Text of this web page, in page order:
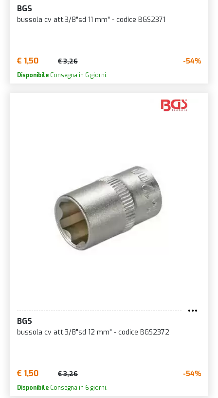
BGS
bussola cv att.3/8"sd 11 mm" - codice BGS2371
€ 1,50 € 3,26 -54%
Disponibile Consegna in 6 giorni.
BGS
bussola cv att.3/8"sd 12 mm" - codice BGS2372
€ 1,50 € 3,26 -54%
Disponibile Consegna in 6 giorni.